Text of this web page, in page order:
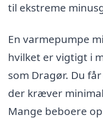
til ekstreme
En varmepumpe
hvilket er vigtigt i
som Dragør. Du
der kræver
Mange beboere